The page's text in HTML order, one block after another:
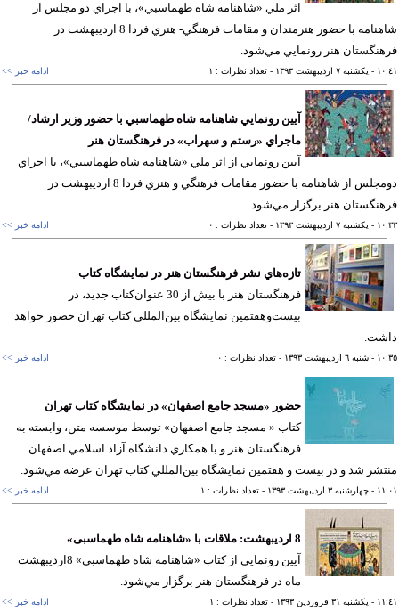
اثر ملي «شاهنامه شاه طهماسبي»، با اجراي دو مجلس از
شاهنامه با حضور هنرمندان و مقامات فرهنگي- هنري فردا 8 ارديبهشت در
هنر رونمايي مي‌شود.
- يکشنبه ٧ ارديبهشت ١٣٩٣ - تعداد نظرات : ١ ادامه خبر >>
آيين رونمايي شاهنامه شاه طهماسبي با حضور وزير ارشاد/
ماجراي «رستم و سهراب» در فرهنگستان هنر
آيين رونمايي از اثر ملي «شاهنامه شاه طهماسبي»، با اجراي
دومجلس از شاهنامه با حضور مقامات فرهنگي و هنري فردا 8 ارديبهشت در
هنر برگزار مي‌شود.
- يکشنبه ٧ ارديبهشت ١٣٩٣ - تعداد نظرات : ٠ ادامه خبر >>
تازه‌هاي نشر فرهنگستان هنر در نمايشگاه كتاب
فرهنگستان هنر با بيش از 30 عنوان‌کتاب جديد، در
بيست‌و‌هفتمين نمايشگاه بين‌المللي کتاب تهران حضور خواهد
- شنبه ٦ ارديبهشت ١٣٩٣ - تعداد نظرات : ٠ ادامه خبر >>
حضور «مسجد جامع اصفهان» در نمايشگاه كتاب تهران
كتاب « مسجد جامع اصفهان» توسط موسسه متن، وابسته به
فرهنگستان هنر و با همكاري دانشگاه آزاد اسلامي اصفهان
شد و در بيست و هفتمين نمايشگاه بين‌المللي كتاب تهران عرضه مي‌شود.
- چهارشنبه ٣ ارديبهشت ١٣٩٣ - تعداد نظرات : ١ ادامه خبر >>
آيين رونمايي از كتاب «شاهنامه شاه طهماسبی» 8ارديبهشت
ماه در فرهنگستان هنر برگزار مي‌شود.
- يکشنبه ٣١ فروردين ١٣٩٣ - تعداد نظرات : ١ ادامه خبر >>